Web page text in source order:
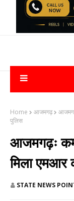
Home आजमगढ़
पुलिस
आजमगढ़ः
मिला एमआर
STATE NEWS